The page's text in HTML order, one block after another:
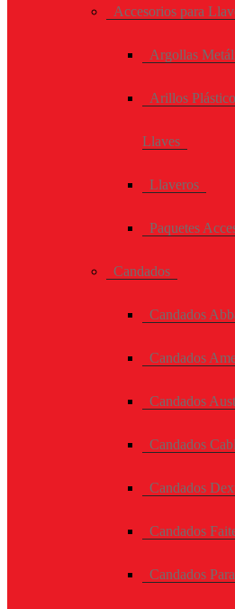
Accesorios para
Argollas
Arillos
Llaves
Llaveros
Paquetes
Candados
Candados
Candados
Candados
Candados
Candados
Candados
Candados